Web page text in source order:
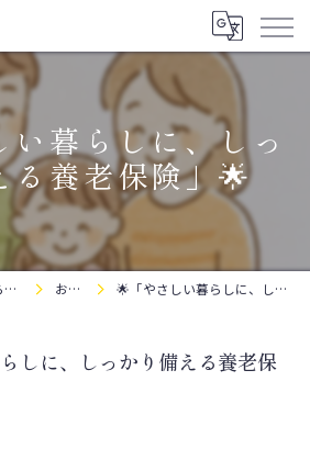
い暮らしに、しっ
る養老保険」🌟
静岡県富士の保険なら株式会社望月塗装工業所 お知らせ 🌟「やさしい暮らしに、しっかり備える養老保険」🌟
しに、しっかり備える養老保